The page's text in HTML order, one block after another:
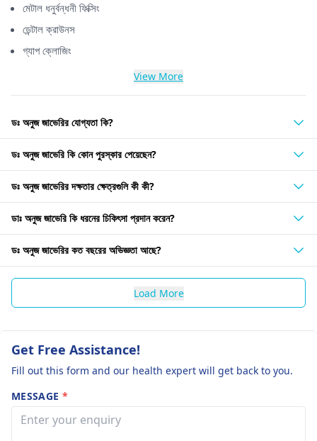
মেটাল ধনুর্বন্ধনী ফিক্সিং
ডেন্টাল ক্রাউনস
গ্যাপ ক্লোজিং
View More
ডঃ অনুজ জাভেরির যোগ্যতা কি?
ডঃ অনুজ জাভেরি কি কোন পুরস্কার পেয়েছেন?
ডঃ অনুজ জাভেরির দক্ষতার ক্ষেত্রগুলি কী কী?
ডাঃ অনুজ জাভেরি কি ধরনের চিকিৎসা প্রদান করেন?
ডঃ অনুজ জাভেরির কত বছরের অভিজ্ঞতা আছে?
Load More
Get Free Assistance!
Fill out this form and our health expert will get back to you.
MESSAGE *